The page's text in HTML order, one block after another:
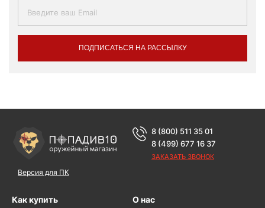
ПОДПИСАТЬСЯ НА РАССЫЛКУ
Версия для ПК
8 (800) 511 35 01
8 (499) 677 16 37
ЗАКАЗАТЬ ЗВОНОК
Как купить О нас